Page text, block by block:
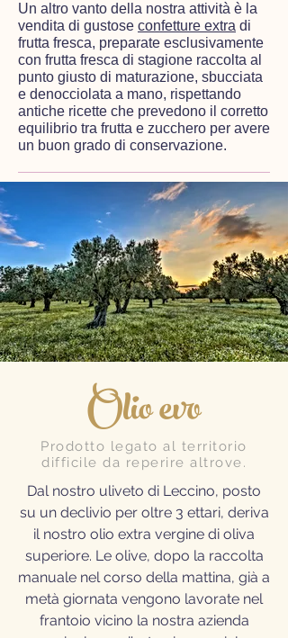
Un altro vanto della nostra attività è la
vendita di gustose confetture extra di
frutta fresca, preparate esclusivamente
con frutta fresca di stagione raccolta al
punto giusto di maturazione, sbucciata
e denocciolata a mano, rispettando
antiche ricette che prevedono il corretto
equilibrio tra frutta e zucchero per avere
un buon grado di conservazione.
Olio evo
Prodotto legato al territorio
difficile da reperire altrove.
Dal nostro uliveto di Leccino, posto
su un declivio per oltre 3 ettari, deriva
il nostro olio extra vergine di oliva
superiore. Le olive, dopo la raccolta
manuale nel corso della mattina, già a
metà giornata vengono lavorate nel
frantoio vicino la nostra azienda